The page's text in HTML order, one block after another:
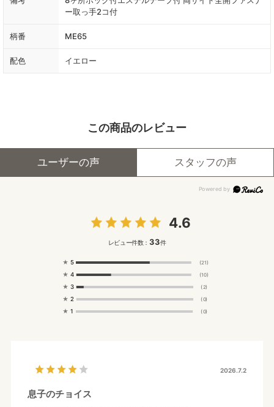
ー取っ手2コ付
柄番 ME65
配色 イエロー
この商品のレビュー
ユーザーの声 スタッフの声
4.6
レビュー件数： 33件
★ 5 (21)
★ 4 (10)
★ 3 (2)
★ 2 (0)
★ 1 (0)
2026.7.2
息子のチョイス